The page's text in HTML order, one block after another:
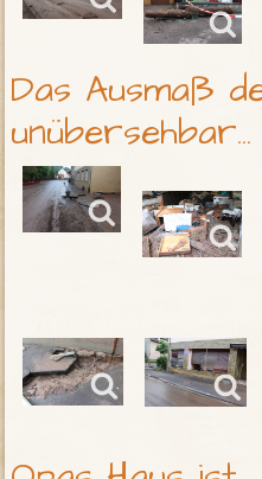
Das Ausmaß
unübersehbar...